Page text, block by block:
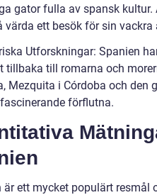
gator fulla av spansk
värda ett besök för sin
Utforskningar: Spanien
tillbaka till romarna och
Mezquita i Córdoba och den
förflutna.
är ett mycket populärt resmål